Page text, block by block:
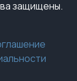
защищены.